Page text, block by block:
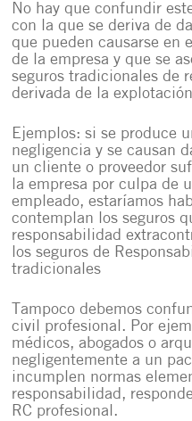
No hay que confundir
con la que se deriva de
que pueden causarse en
de la empresa y que se
seguros tradicionales de
derivada de la
Ejemplos: si se produce
negligencia y se causan
un cliente o proveedor
la empresa por culpa de
empleado, estaríamos
contemplan los seguros
responsabilidad
los seguros de
tradicionales
Tampoco debemos
civil profesional. Por
médicos, abogados o
negligentemente a un
incumplen normas
responsabilidad,
RC profesional.